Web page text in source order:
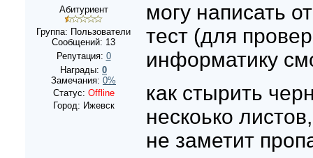
Абитуриент
Группа: Пользователи
Сообщений: 13
Репутация: 0
Награды: 0
Замечания: 0%
Статус: Offline
Город: Ижевск
могу написать
тест (для
информатику
как стырить
нескоько
не заметит